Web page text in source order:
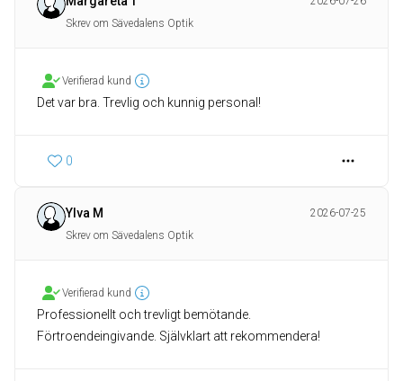
Skrev om Sävedalens Optik
Verifierad kund
Det var bra. Trevlig och kunnig personal!
0
Ylva M
2026-07-25
Skrev om Sävedalens Optik
Verifierad kund
Professionellt och trevligt bemötande.
Förtroendeingivande. Självklart att rekommendera!